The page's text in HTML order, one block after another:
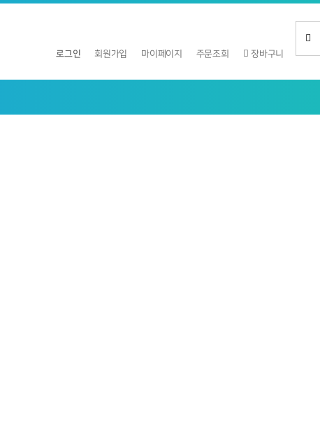
장바구니
주문조회
마이페이지
회원가입
로그인